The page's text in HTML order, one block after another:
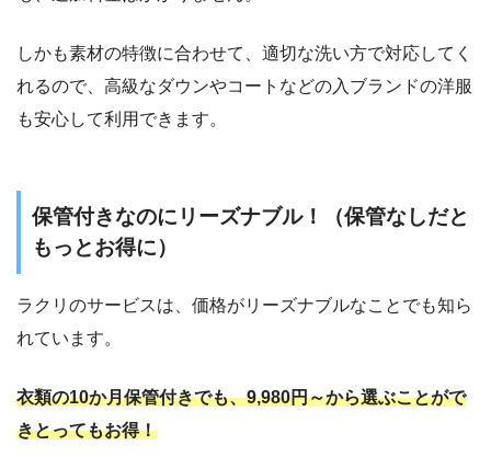
しかも素材の特徴に合わせて、適切な洗い方で対応してく
れるので、高級なダウンやコートなどの入ブランドの洋服
も安心して利用できます。
保管付きなのにリーズナブル！（保管なしだと
もっとお得に）
ラクリのサービスは、価格がリーズナブルなことでも知ら
れています。
衣類の10か月保管付きでも、9,980円～から選ぶことがで
きとってもお得！